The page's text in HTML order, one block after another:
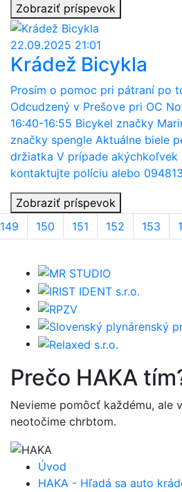
Zobraziť príspevok
22.09.2025 21:01
Krádež Bicykla
Prosím o pomoc pri pátraní po
Odcudzený v Prešove pri OC
16:40-16:55 Bicykel značky
značky spengle Aktuálne biele
držiatka V prípade akýchkoľvek
kontaktujte políciu alebo
Zobraziť príspevok
149
150 151 152 153
Prečo HAKA
Nevieme pomôcť každému, ale
neotočime chrbtom.
Úvod
HAKA - Hľadá sa auto